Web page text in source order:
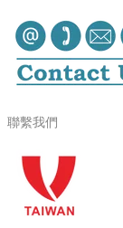
聯繫我們